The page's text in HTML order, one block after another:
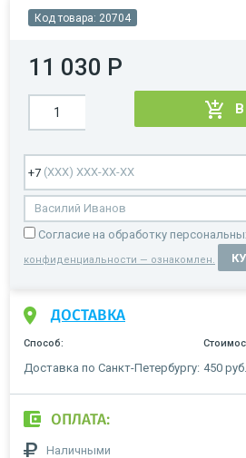
Код товара: 20704
11 030 Р
Cогласие на обработку
конфиденциальности — ознакомлен.
ДОСТАВКА
Способ:
Доставка по Санкт-Петербургу: 450 руб.
ОПЛАТА:
Наличными